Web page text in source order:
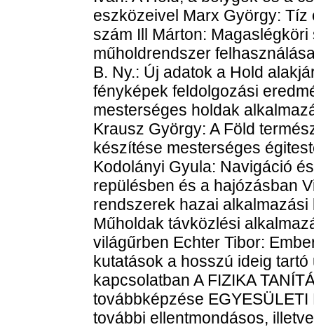
eszközeivel Marx György:
szám Ill Márton:
műholdrendszer
B. Ny.: Új adatok a Hold
fényképek feldolgozási
mesterséges holdak
Krausz György: A Föld
készítése mesterséges
Kodolányi Gyula: Navigáció
repülésben és a hajózásban
rendszerek hazai
Műholdak távközlési
világűrben Echter Tibor:
kutatások a hosszú ideig
kapcsolatban A FIZIKA
továbbképzése
további ellentmondásos,